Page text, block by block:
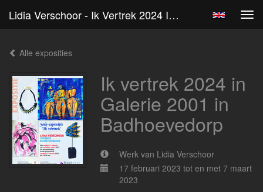
Lidia Verschoor - Ik Vertrek 2024 In Galerie 2001 In Badhoevedorp
Alle exposities
Ik vertrek 2024 in
Galerie 2001 in
Badhoevedorp
Werk van Lidia Verschoor
17 februari 2023 tot en met 7 maart
2023